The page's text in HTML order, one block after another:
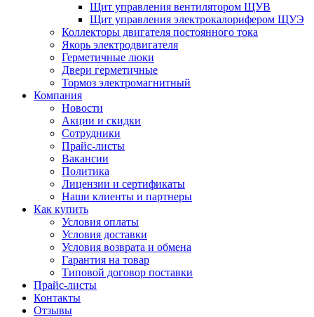
Щит управления вентилятором ЩУВ
Щит управления электрокалорифером ЩУЭ
Коллекторы двигателя постоянного тока
Якорь электродвигателя
Герметичные люки
Двери герметичные
Тормоз электромагнитный
Компания
Новости
Акции и скидки
Сотрудники
Прайс-листы
Вакансии
Политика
Лицензии и сертификаты
Наши клиенты и партнеры
Как купить
Условия оплаты
Условия доставки
Условия возврата и обмена
Гарантия на товар
Типовой договор поставки
Прайс-листы
Контакты
Отзывы